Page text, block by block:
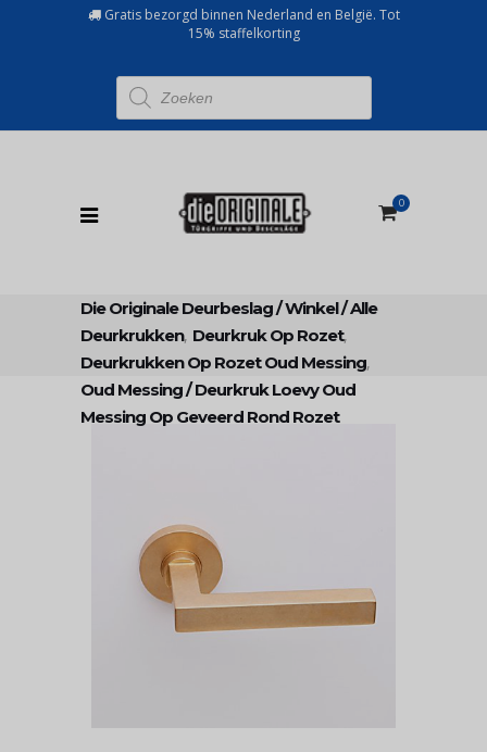
Gratis bezorgd binnen Nederland en België. Tot
15% staffelkorting
Producten
zoeken
0
Die Originale Deurbeslag/Winkel/Alle
Deurkrukken, Deurkruk Op Rozet,
Deurkrukken Op Rozet Oud Messing,
Oud Messing/Deurkruk Loevy Oud
Messing Op Geveerd Rond Rozet